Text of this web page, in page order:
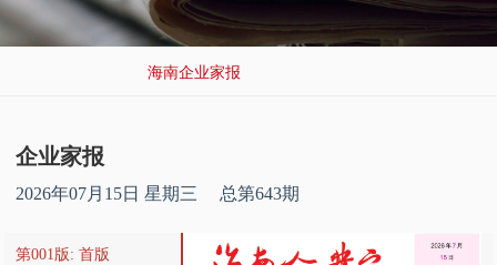
海南企业家报
企业家报
2026年07月15日 星期三 总第643期
第001版: 首版